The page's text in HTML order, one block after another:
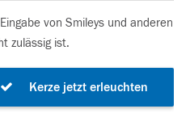
von Smileys und anderen
zulässig ist.
Kerze jetzt erleuchten